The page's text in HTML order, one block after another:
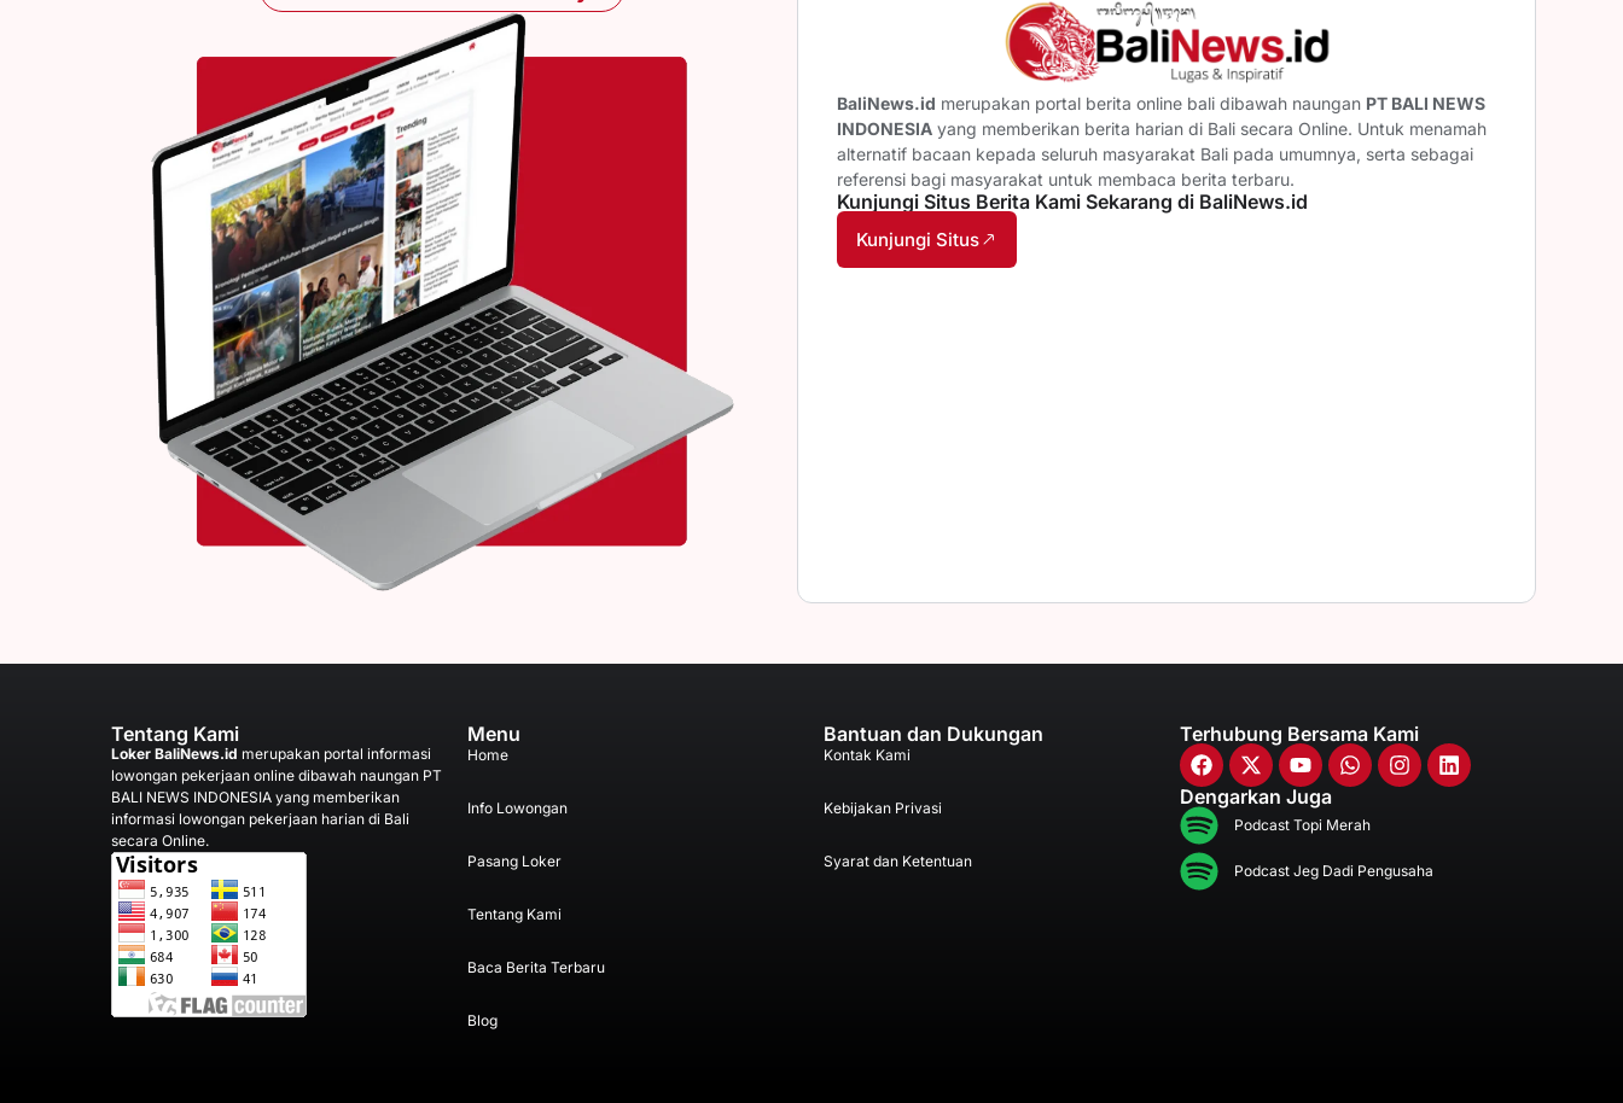
BaliNews.id merupakan portal berita online bali dibawah naungan PT BALI NEWS
INDONESIA yang memberikan berita harian di Bali secara Online. Untuk menamah
alternatif bacaan kepada seluruh masyarakat Bali pada umumnya, serta sebagai
referensi bagi masyarakat untuk membaca berita terbaru.
Kunjungi Situs Berita Kami Sekarang di BaliNews.id
Kunjungi Situs
Tentang Kami
Loker BaliNews.id merupakan portal informasi
lowongan pekerjaan online dibawah naungan PT
BALI NEWS INDONESIA yang memberikan
informasi lowongan pekerjaan harian di Bali
secara Online.
Menu
Home
Info Lowongan
Pasang Loker
Tentang Kami
Baca Berita Terbaru
Blog
Bantuan dan Dukungan
Kontak Kami
Kebijakan Privasi
Syarat dan Ketentuan
Terhubung Bersama Kami
Dengarkan Juga
Podcast Topi Merah
Podcast Jeg Dadi Pengusaha